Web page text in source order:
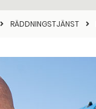
RÄDDNINGSTJÄNST